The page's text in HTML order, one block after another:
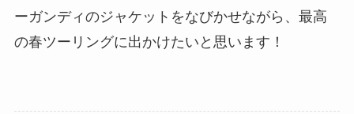
ーガンディのジャケットをなびかせながら、最高
の春ツーリングに出かけたいと思います！